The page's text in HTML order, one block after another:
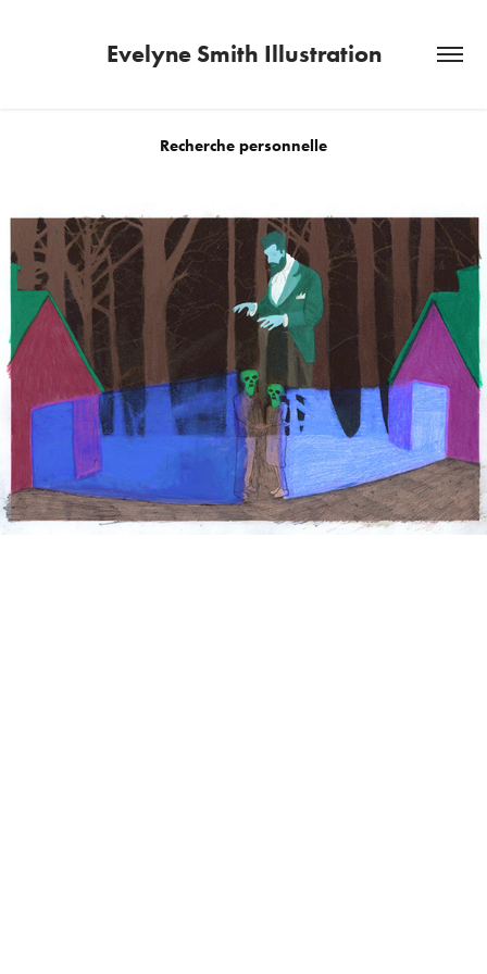
Evelyne Smith Illustration
Recherche personnelle